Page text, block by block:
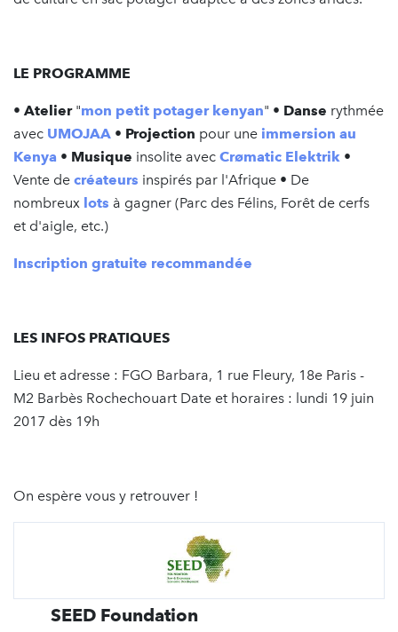
LE PROGRAMME
• Atelier"mon petit potager kenyan" • Danse rythmée
avec UMOJAA • Projection pour une immersion au
Kenya • Musique insolite avec Crømatic Elektrik •
Vente de créateurs inspirés par l'Afrique • De
nombreux lots à gagner (Parc des Félins, Forêt de cerfs
et d'aigle, etc.)
Inscription gratuite recommandée
LES INFOS PRATIQUES
Lieu et adresse : FGO Barbara, 1 rue Fleury, 18e Paris -
M2 Barbès Rochechouart Date et horaires : lundi 19 juin
2017 dès 19h
On espère vous y retrouver !
SEED Foundation